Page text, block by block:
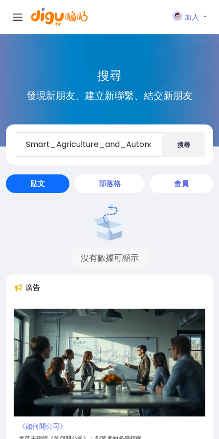
加入
搜尋
發現新朋友、建立新聯繫、結交新朋友
搜尋
貼文 部落格 會員
沒有數據可顯示
廣告
《如何開公司》